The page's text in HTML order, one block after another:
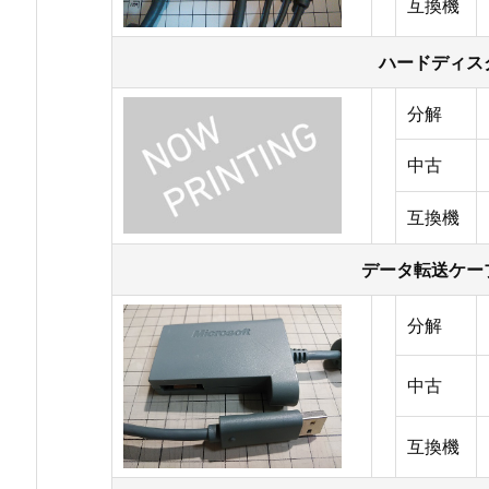
互換機
ハードディス
分解
中古
互換機
データ転送ケー
分解
中古
互換機